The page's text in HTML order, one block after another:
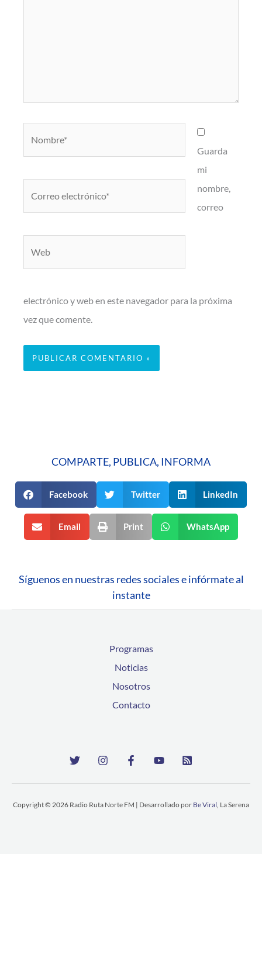
Guarda
mi
nombre,
correo
electrónico y web en este navegador para la próxima
vez que comente.
COMPARTE, PUBLICA, INFORMA
Facebook Twitter LinkedIn
Email Print WhatsApp
Síguenos en nuestras redes sociales e infórmate al
instante
Programas
Noticias
Nosotros
Contacto
Copyright © 2026 Radio Ruta Norte FM | Desarrollado por Be Viral , La Serena